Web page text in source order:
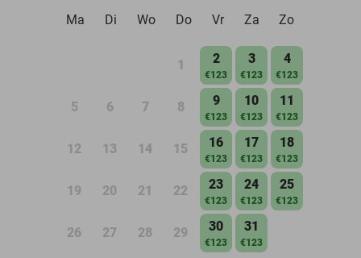
Ma
Di Wo Do Vr Za Zo
1 2
€123
3
€123
4
€123
5 6 7 8 9
€123
10
€123
11
€123
12 13 14 15 16
€123
17
€123
18
€123
19 20 21 22 23
€123
24
€123
25
€123
26 27 28 29 30
€123
31
€123